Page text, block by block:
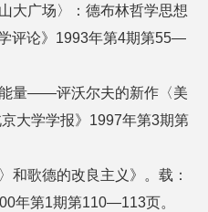
大广场〉：德布林哲学思想
评论》1993年第4期第55—
量——评沃尔夫的新作〈美
大学学报》1997年第3期第
和歌德的改良主义》。载：
年第1期第110—113页。